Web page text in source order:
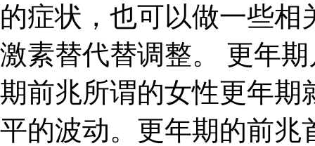
的症状，也可以做一些
激素替代替调整。 更年
期前兆所谓的女性更年期
平的波动。更年期的前兆